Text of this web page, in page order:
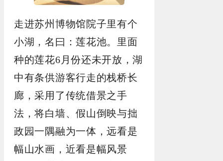
走进苏州博物馆院子里有个
小湖，名曰：莲花池。里面
种的莲花6月份还未开放，湖
中有条供游客行走的栈桥长
廊，采用了传统借景之手
法，将白墙、假山倒映与拙
政园一隅融为一体，远看是
幅山水画，近看是幅风景